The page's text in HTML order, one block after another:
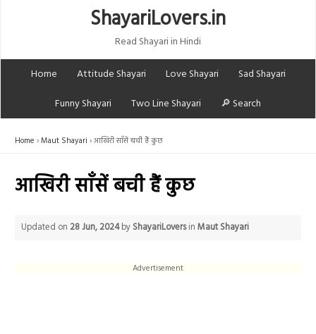
ShayariLovers.in
Read Shayari in Hindi
Home
Attitude Shayari Love Shayari
Sad Shayari
Funny Shayari
Two Line Shayari 🔎 Search
Home Maut Shayari आखिरी साँसें बची हैं कुछ
आखिरी साँसें बची हैं कुछ
Updated on 28 Jun, 2024by ShayariLoversinMaut Shayari
Advertisement